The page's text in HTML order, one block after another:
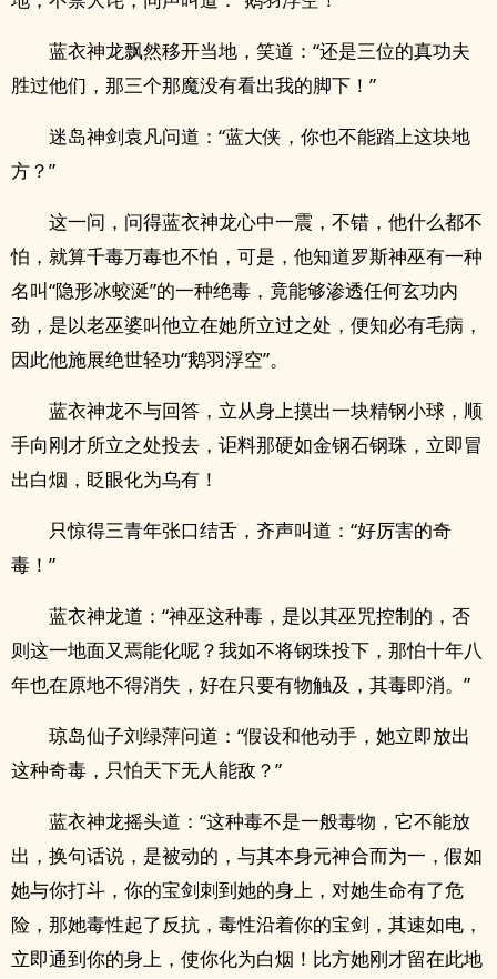
蓝衣神龙飘然移开当地，笑道：“还是三位的真功夫
胜过他们，那三个那魔没有看出我的脚下！”
迷岛神剑袁凡问道：“蓝大侠，你也不能踏上这块地
方？”
这一问，问得蓝衣神龙心中一震，不错，他什么都不
怕，就算千毒万毒也不怕，可是，他知道罗斯神巫有一种
名叫“隐形冰蛟涎”的一种绝毒，竟能够渗透任何玄功内
劲，是以老巫婆叫他立在她所立过之处，便知必有毛病，
因此他施展绝世轻功“鹅羽浮空”。
蓝衣神龙不与回答，立从身上摸出一块精钢小球，顺
手向刚才所立之处投去，讵料那硬如金钢石钢珠，立即冒
出白烟，眨眼化为乌有！
只惊得三青年张口结舌，齐声叫道：“好厉害的奇
毒！”
蓝衣神龙道：“神巫这种毒，是以其巫咒控制的，否
则这一地面又焉能化呢？我如不将钢珠投下，那怕十年八
年也在原地不得消失，好在只要有物触及，其毒即消。”
琼岛仙子刘绿萍问道：“假设和他动手，她立即放出
这种奇毒，只怕天下无人能敌？”
蓝衣神龙摇头道：“这种毒不是一般毒物，它不能放
出，换句话说，是被动的，与其本身元神合而为一，假如
她与你打斗，你的宝剑刺到她的身上，对她生命有了危
险，那她毒性起了反抗，毒性沿着你的宝剑，其速如电，
立即通到你的身上，使你化为白烟！比方她刚才留在此地